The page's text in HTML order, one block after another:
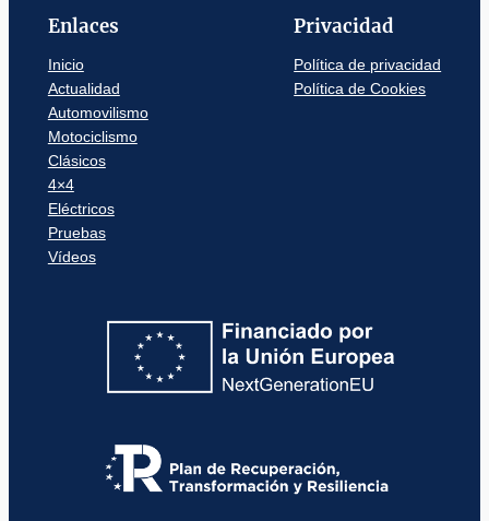
Enlaces
Inicio
Actualidad
Automovilismo
Motociclismo
Clásicos
4×4
Eléctricos
Pruebas
Vídeos
Privacidad
Política de privacidad
Política de Cookies